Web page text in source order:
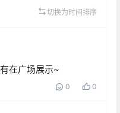
切换为时间排序
在广场展示~
0 0